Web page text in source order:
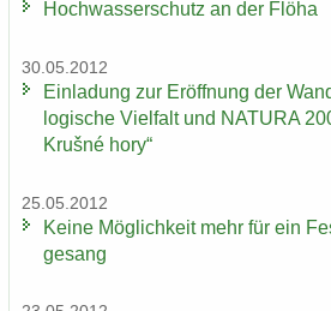
Hoch­was­ser­schutz an der Flöha
30.05.2012
Ein­la­dung zur Er­öff­nung der
lo­gi­sche Viel­falt und NA­TU­RA
Krušné hory“
25.05.2012
Keine Mög­lich­keit mehr für ein
ge­sang